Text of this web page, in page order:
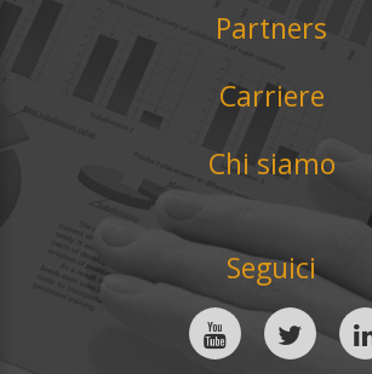
Partners
Carriere
Chi siamo
Seguici